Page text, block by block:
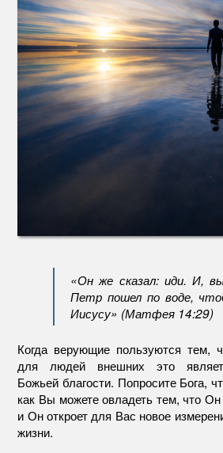
«Он же сказал: иди. И,
Петр пошел по воде,
Иисусу» (Матфея 14:29)
Когда верующие пользуются тем,
для людей внешних это
Божьей благости. Попросите Бога,
как Вы можете овладеть тем, что
и Он откроет для Вас новое
жизни.